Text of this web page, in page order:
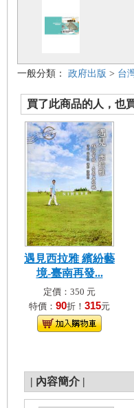
一般分類： 政府出版 > 台
買了此商品的人，也
遇見西拉雅 繽紛藝
境-臺南再發...
定價：350 元
特價： 90折！ 315元
| 內容簡介 |